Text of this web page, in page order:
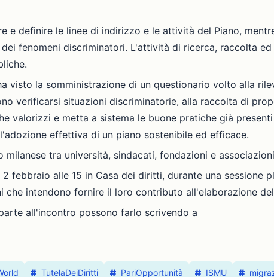
definire le linee di indirizzo e le attività del Piano,
fenomeni discriminatori. L'attività di ricerca, raccolta
visto la somministrazione di un questionario volto alla
verificarsi situazioni discriminatorie, alla raccolta di
valorizzi e metta a sistema le buone pratiche già
effettiva di un piano sostenibile ed efficace.
tra università, sindacati, fondazioni e
febbraio alle 15 in Casa dei diritti, durante una sessione
intendono fornire il loro contributo all'elaborazione
all'incontro possono farlo scrivendo a
TutelaDeiDiritti PariOpportunità ISMU